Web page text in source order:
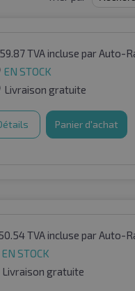
TVA incluse par Auto-
EN STOCK
Livraison gratuite
Panier d'achat
TVA incluse par Auto-
EN STOCK
Livraison gratuite